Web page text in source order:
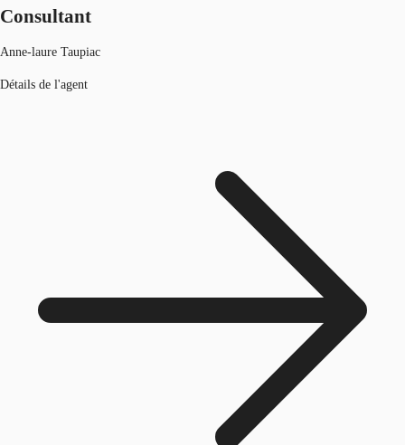
Consultant
Anne-laure Taupiac
Détails de l'agent